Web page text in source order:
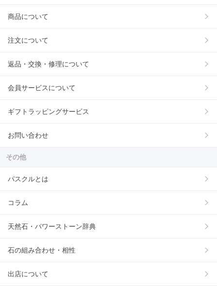
商品について
注文について
返品・交換・修理について
会員サービスについて
ギフトラッピングサービス
お問い合わせ
その他
パスクルとは
コラム
天然石・パワーストーン辞典
石の組み合わせ・相性
出店について